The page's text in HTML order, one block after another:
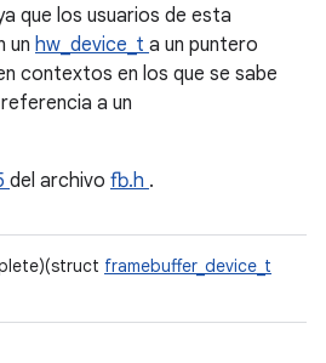
que los usuarios de esta
un hw_device_t a un puntero
contextos en los que se sabe
a un
del archivo fb.h .
framebuffer_device_t